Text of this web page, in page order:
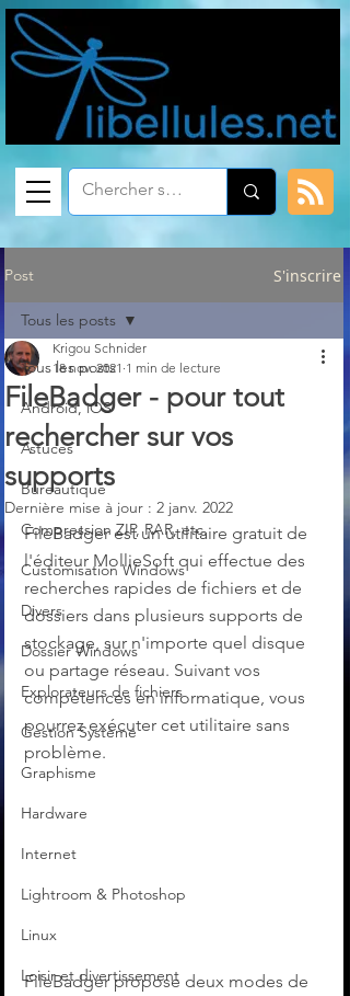
Post S'inscrire
Tous les posts
Android, iOS
Astuces
Bureautique
Compression ZIP, RAR, etc.
Customisation Windows
Divers
Dossier Windows
Explorateurs de fichiers
Gestion Système
Graphisme
Hardware
Internet
Lightroom & Photoshop
Linux
Loisir et divertissement
Tous les posts
FileBadger - pour tout
rechercher sur vos
supports
Krigou Schnider
18 nov. 2021 1 min de lecture
Dernière mise à jour : 2 janv. 2022
FileBadger est un utilitaire gratuit de
l'éditeur MollieSoft qui effectue des
recherches rapides de fichiers et de
dossiers dans plusieurs supports de
stockage, sur n'importe quel disque
ou partage réseau. Suivant vos
compétences en informatique, vous
pourrez exécuter cet utilitaire sans
problème.
FileBadger propose deux modes de